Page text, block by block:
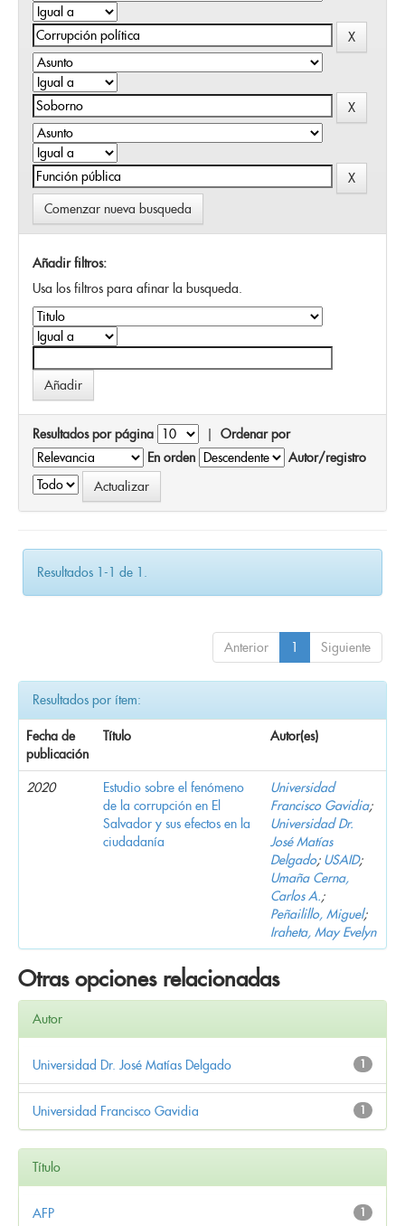
Comenzar nueva busqueda
Añadir filtros:
Usa los filtros para afinar la busqueda.
Resultados por página | Ordenar por
En orden
Autor/registro
Resultados 1-1 de 1.
Anterior 1 Siguiente
Resultados por ítem:
Fecha de
publicación
Título Autor(es)
2020
Estudio sobre el fenómeno
de la corrupción en El
Salvador y sus efectos en la
ciudadanía
Universidad
Francisco Gavidia;
Universidad Dr.
José Matías
Delgado; USAID;
Umaña Cerna,
Carlos A.;
Peñailillo, Miguel;
Iraheta, May Evelyn
Otras opciones relacionadas
Autor
1
Universidad Dr. José Matías Delgado
1
Universidad Francisco Gavidia
Título
1
AFP